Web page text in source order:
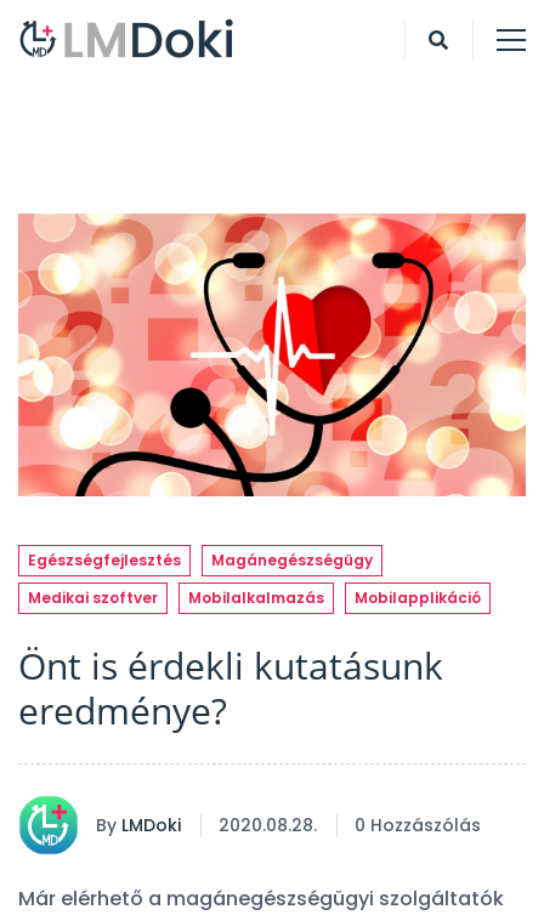
Egészségfejlesztés
Magánegészségügy
Medikai szoftver
Mobilalkalmazás Mobilapplikáció
Önt is érdekli kutatásunk
eredménye?
By LMDoki 2020.08.28. 0 Hozzászólás
Már elérhető a magánegészségügyi szolgáltatók